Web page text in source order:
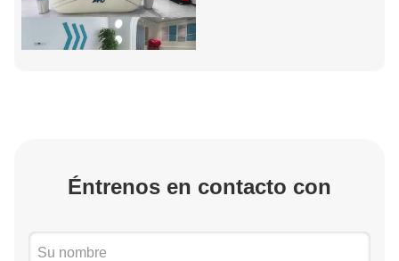
Éntrenos en contacto con